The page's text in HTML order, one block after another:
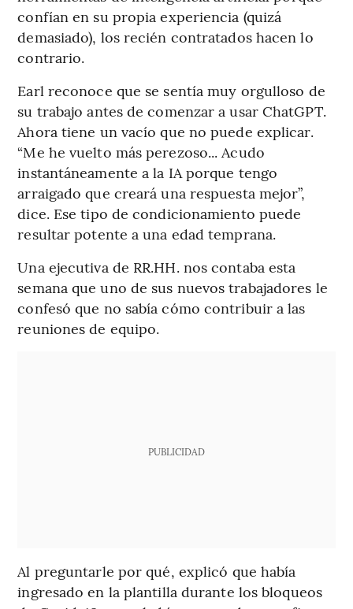
confían en su propia experiencia (quizá
demasiado), los recién contratados hacen lo
contrario.
Earl reconoce que se sentía muy orgulloso de
su trabajo antes de comenzar a usar ChatGPT.
Ahora tiene un vacío que no puede explicar.
“Me he vuelto más perezoso... Acudo
instantáneamente a la IA porque tengo
arraigado que creará una respuesta mejor”,
dice. Ese tipo de condicionamiento puede
resultar potente a una edad temprana.
Una ejecutiva de RR.HH. nos contaba esta
semana que uno de sus nuevos trabajadores le
confesó que no sabía cómo contribuir a las
reuniones de equipo.
PUBLICIDAD
Al preguntarle por qué, explicó que había
ingresado en la plantilla durante los bloqueos